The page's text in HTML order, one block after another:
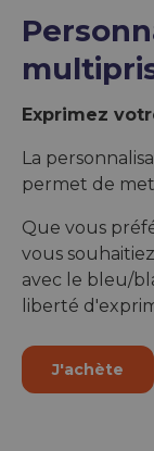
Exprimez
La
permet de
Que vous
vous
avec le bleu/
liberté
J'achète